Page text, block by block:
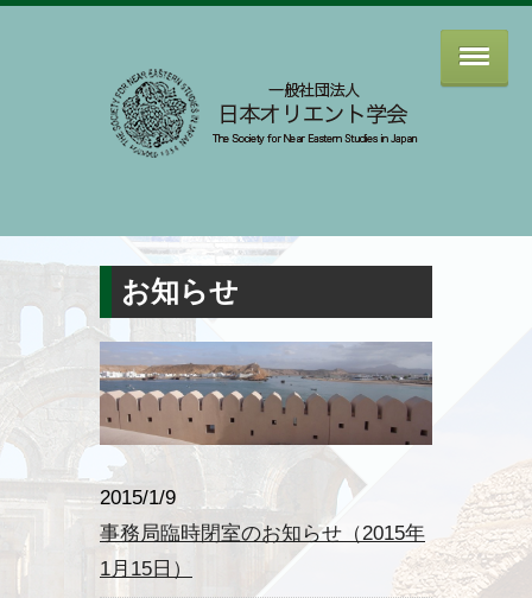
お知らせ
2015/1/9
事務局臨時閉室のお知らせ（2015年
1月15日）